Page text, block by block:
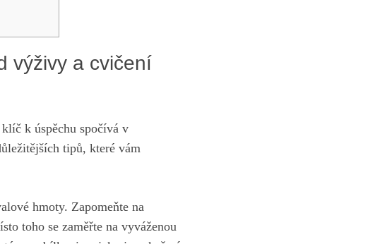
výživy a cvičení
⁣k úspěchu spočívá v
tipů, které vám
hmoty. Zapomeňte na
toho se zaměřte na‌ vyváženou